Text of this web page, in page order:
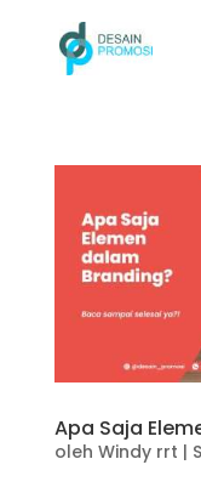
Apa Saja
oleh Windy rrt |